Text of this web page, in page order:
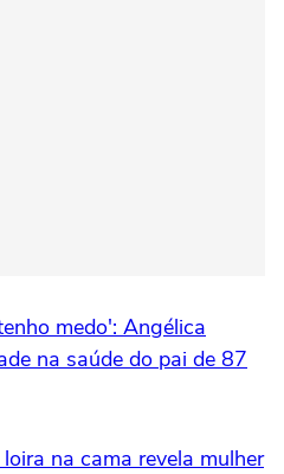
medo': Angélica
na saúde do pai de 87
na cama revela mulher